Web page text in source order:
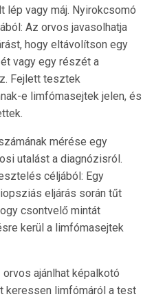
lép vagy máj. Nyirokcsomó
Az orvos javasolhatja
hogy eltávolítson egy
vagy egy részét a
Fejlett tesztek
e limfómasejtek jelen, és
mérése egy
utalást a diagnózisról.
céljából: Egy
eljárás során tűt
csontvelő mintát
kerül a limfómasejtek
ajánlhat képalkotó
keressen limfómáról a test